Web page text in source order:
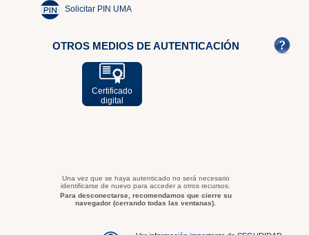
Solicitar PIN UMA
OTROS MEDIOS DE AUTENTICACIÓN
Certificado
digital
Una vez que se haya autenticado no será necesario
identificarse de nuevo para acceder a otros recursos.
Para desconectarse, recomendamos que cierre su
navegador (cerrando todas las ventanas).